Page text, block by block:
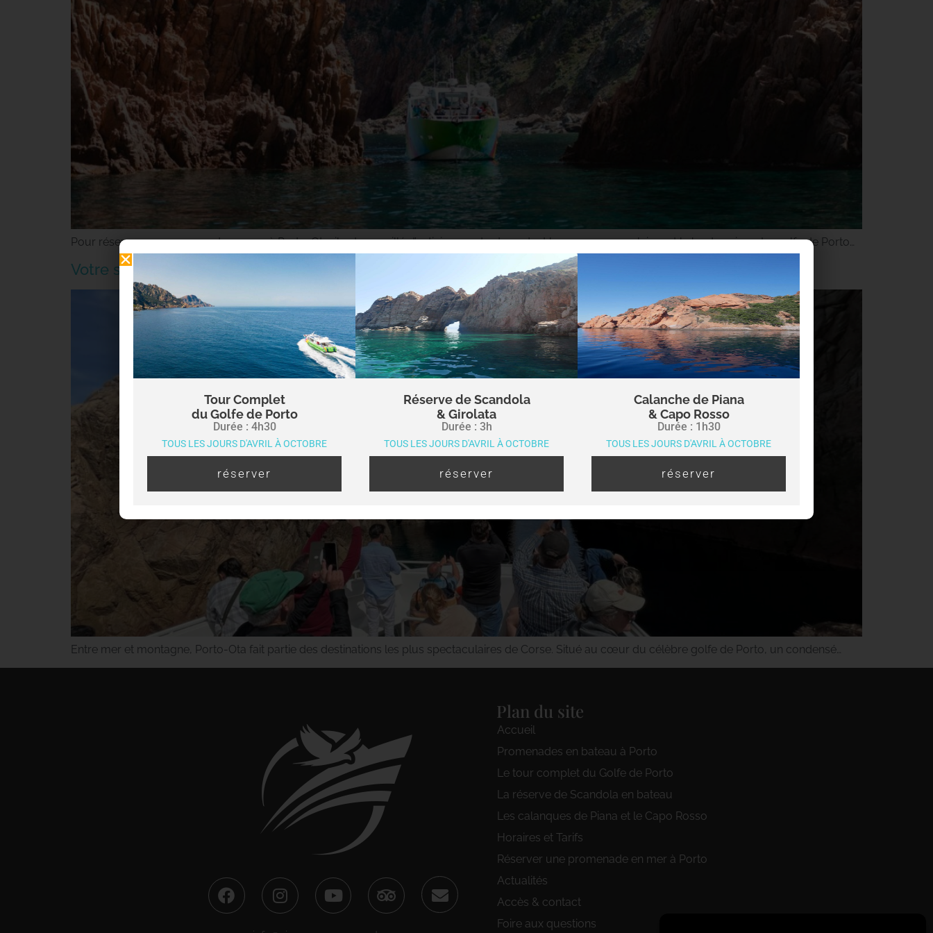
Pour réserver une promenade en mer à Porto-Ota, il est conseillé d’anticiper, surtout pendant les vacances scolaires et la haute saison. Le golfe de Porto…
Votre séjour en Corse : 10 choses à faire absolument à Porto-Ota
Entre mer et montagne, Porto-Ota fait partie des destinations les plus spectaculaires de Corse. Situé au cœur du célèbre golfe de Porto, un condensé…
Plan du site
Accueil
Promenades en bateau à Porto
Le tour complet du Golfe de Porto
La réserve de Scandola en bateau
Les calanques de Piana et le Capo Rosso
Horaires et Tarifs
Réserver une promenade en mer à Porto
Actualités
Accès & contact
Foire aux questions
Tour Complet
du Golfe de Porto
Durée : 4h30
TOUS LES JOURS D'AVRIL À OCTOBRE
réserver
Réserve de Scandola
& Girolata
Durée : 3h
TOUS LES JOURS D'AVRIL À OCTOBRE
réserver
Calanche de Piana
& Capo Rosso
Durée : 1h30
TOUS LES JOURS D'AVRIL À OCTOBRE
réserver